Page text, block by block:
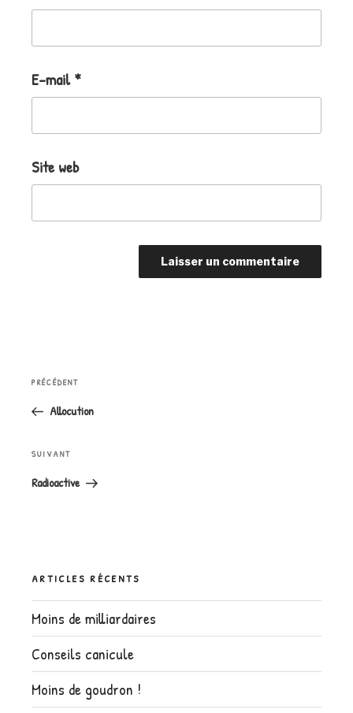
E-mail*
Site web
de
l’article
Article
précédent
PRÉCÉDENT
Allocution
Article
suivant
SUIVANT
Radioactive
ARTICLES RÉCENTS
Moins de milliardaires
Conseils canicule
Moins de goudron !